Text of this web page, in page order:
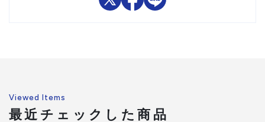
Viewed Items
最近チェックした商品